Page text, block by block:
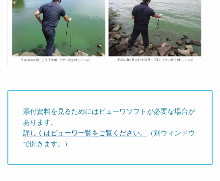
添付資料を見るためにはビューワソフトが必要な場合が
あります。
詳しくはビューワ一覧をご覧ください。
（別ウィンドウ
で開きます。）